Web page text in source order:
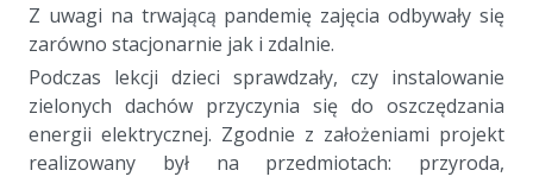
Z uwagi na trwającą pandemię zajęcia odbywały się
zarówno stacjonarnie jak i zdalnie.
Podczas lekcji dzieci sprawdzały, czy instalowanie
zielonych dachów przyczynia się do oszczędzania
energii elektrycznej. Zgodnie z założeniami projekt
realizowany był na przedmiotach: przyroda,